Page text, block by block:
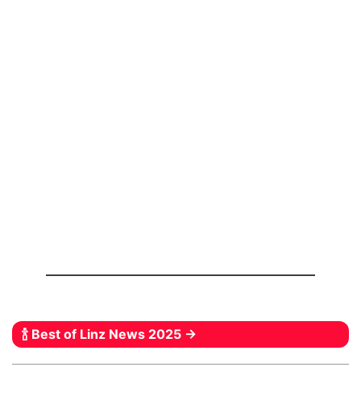
🍾 Best of Linz News 2025 →